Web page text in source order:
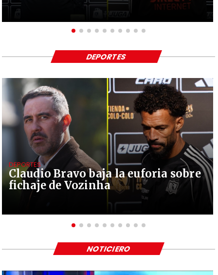
Claudio Bravo baja la euforia sobre
fichaje de Vozinha
DEPORTES
DEPORTES
NOTICIERO